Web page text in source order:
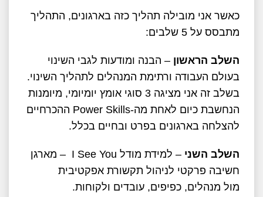
כאשר אני מובילה תהליך כזה בארגונים, התהליך
מתבסס על 5 שלבים:
השלב הראשון – הבנה ומודעות לגבי השינוי
בעולם העבודה ורתימת המנהלים לתהליך השינוי.
בשלב זה אני מציגה 3 סוגי אומץ יומיומי, מיומנות
הנחשבת כיום לאחת מה-Power Skills ההכרחיים
להצלחה בארגונים בפרט ובחיים בכלל.
השלב השני
– למידת מודל I See You – מארגן
חשיבה פרקטי לניהול תקשורת אפקטיבית
מול מנהלים, כפיפים, עובדים ולקוחות.